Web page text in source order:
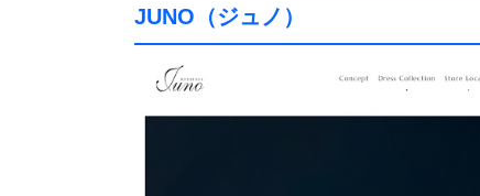
JUNO（ジュノ）